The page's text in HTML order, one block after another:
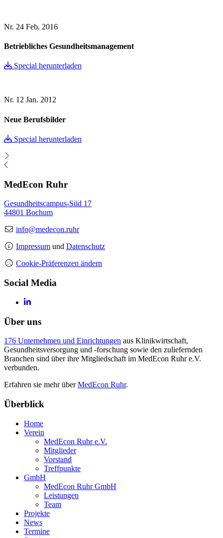
Nr. 24 Feb. 2016
Betriebliches Gesundheitsmanagement
Special herunterladen
Nr. 12 Jan. 2012
Neue Berufsbilder
Special herunterladen
MedEcon Ruhr
Gesundheitscampus-Süd 17
44801 Bochum
info@medecon.ruhr
Impressum und Datenschutz
Cookie-Präferenzen ändern
Social Media
Über uns
176 Unternehmen und Einrichtungen aus Klinikwirtschaft,
Gesundheitsversorgung und -forschung sowie den zuliefernden
Branchen sind über ihre Mitgliedschaft im MedEcon Ruhr e.V.
verbunden.
Erfahren sie mehr überMedEcon Ruhr.
Überblick
Home
Verein
MedEcon Ruhr e.V.
Mitglieder
Vorstand
Treffpunkte
GmbH
MedEcon Ruhr GmbH
Leistungen
Team
Projekte
News
Termine